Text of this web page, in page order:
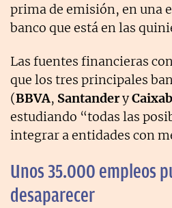
prima de emisión, en una
banco que está en las
Las fuentes financieras
que los tres principales
(BBVA, Santandery
estudiando “todas las
integrar a entidades con
Unos 35.000 empleos
desaparecer